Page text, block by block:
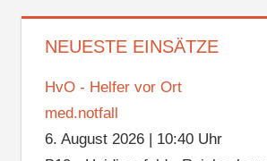
NEUESTE EINSÄTZE
HvO - Helfer vor Ort
med.notfall
6. August 2026| 10:40 Uhr